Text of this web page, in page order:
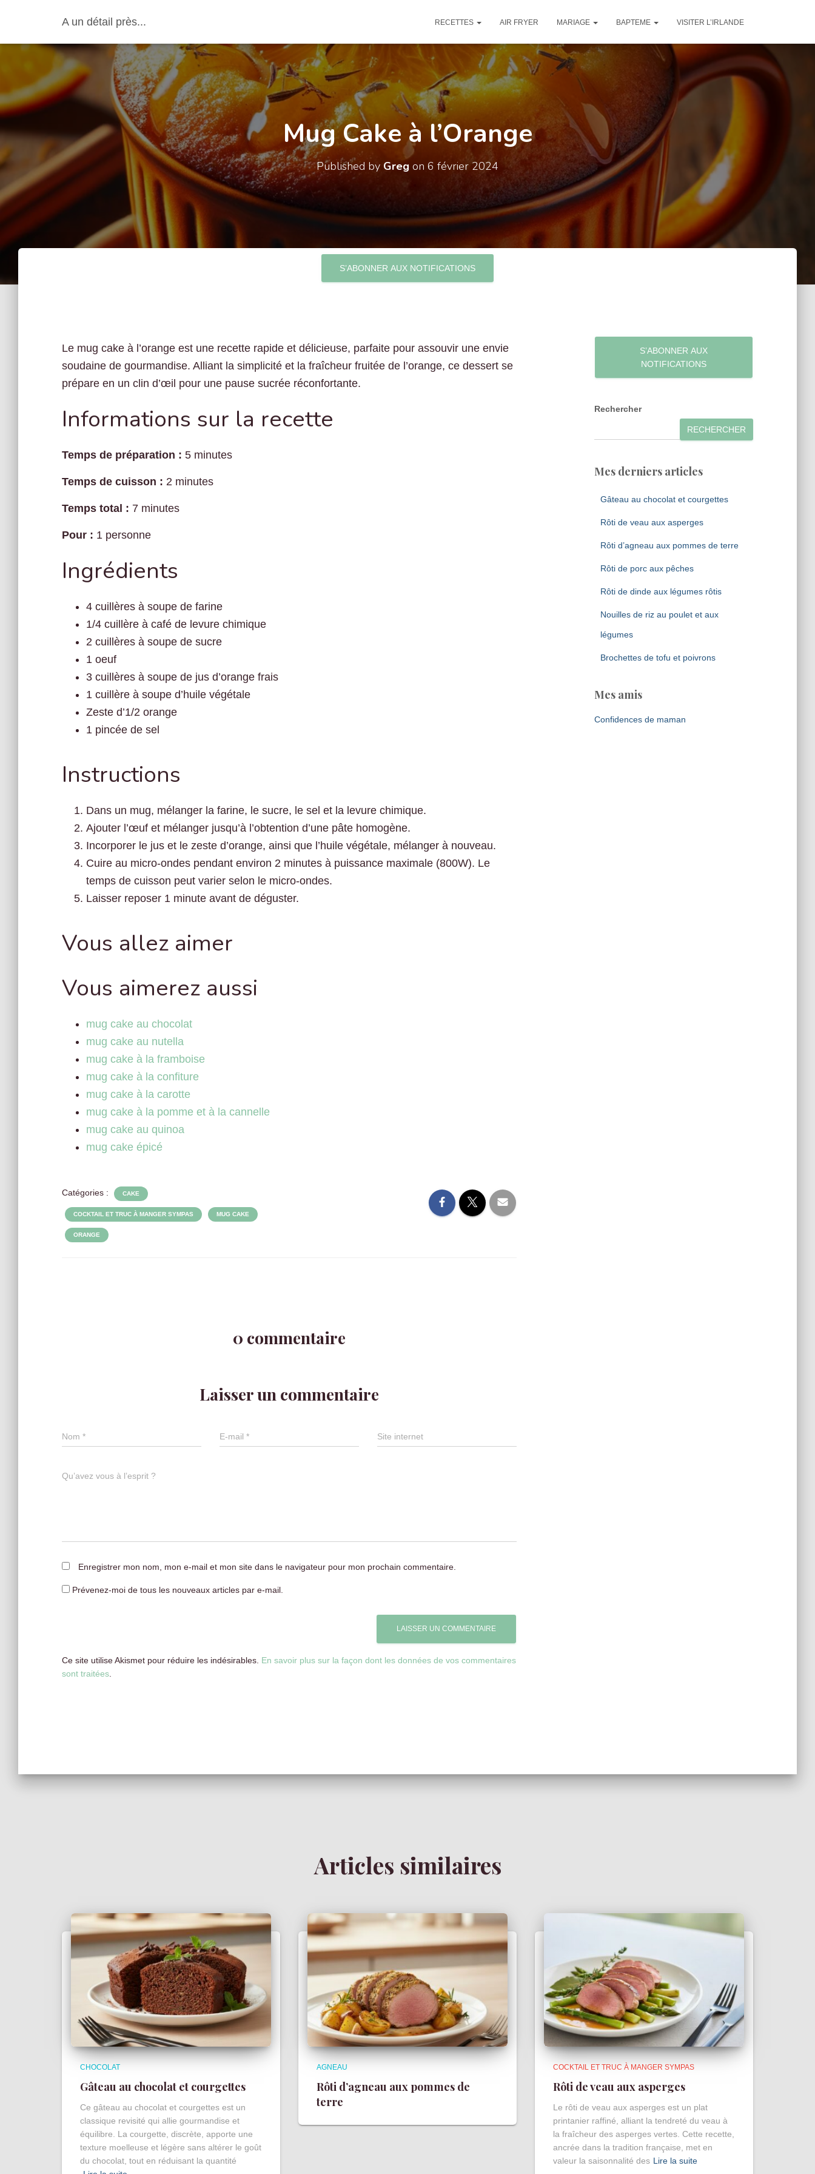
A un détail près... RECETTES AIR FRYER MARIAGE BAPTEME VISITER L’IRLANDE
Mug Cake à l’Orange
Published by Greg on 6 février 2024
S’ABONNER AUX NOTIFICATIONS
Le mug cake à l’orange est une recette rapide et délicieuse, parfaite pour assouvir une envie
soudaine de gourmandise. Alliant la simplicité et la fraîcheur fruitée de l’orange, ce dessert se
prépare en un clin d’œil pour une pause sucrée réconfortante.
Informations sur la recette
Temps de préparation : 5 minutes
Temps de cuisson : 2 minutes
Temps total : 7 minutes
Pour : 1 personne
Ingrédients
4 cuillères à soupe de farine
1/4 cuillère à café de levure chimique
2 cuillères à soupe de sucre
1 oeuf
3 cuillères à soupe de jus d’orange frais
1 cuillère à soupe d’huile végétale
Zeste d’1/2 orange
1 pincée de sel
Instructions
Dans un mug, mélanger la farine, le sucre, le sel et la levure chimique.
Ajouter l’œuf et mélanger jusqu’à l’obtention d’une pâte homogène.
Incorporer le jus et le zeste d’orange, ainsi que l’huile végétale, mélanger à nouveau.
Cuire au micro-ondes pendant environ 2 minutes à puissance maximale (800W). Le
temps de cuisson peut varier selon le micro-ondes.
Laisser reposer 1 minute avant de déguster.
Vous allez aimer
Vous aimerez aussi
mug cake au chocolat
mug cake au nutella
mug cake à la framboise
mug cake à la confiture
mug cake à la carotte
mug cake à la pomme et à la cannelle
mug cake au quinoa
mug cake épicé
Catégories : CAKE
COCKTAIL ET TRUC À MANGER SYMPAS MUG CAKE
ORANGE
0 commentaire
Laisser un commentaire
Nom * E-mail * Site internet
Qu’avez vous à l’esprit ?
Enregistrer mon nom, mon e-mail et mon site dans le navigateur pour mon prochain commentaire.
Prévenez-moi de tous les nouveaux articles par e-mail.
Ce site utilise Akismet pour réduire les indésirables. En savoir plus sur la façon dont les données de vos commentaires
sont traitées
S’ABONNER AUX
NOTIFICATIONS
Rechercher
RECHERCHER
Mes derniers articles
Gâteau au chocolat et courgettes
Rôti de veau aux asperges
Rôti d’agneau aux pommes de terre
Rôti de porc aux pêches
Rôti de dinde aux légumes rôtis
Nouilles de riz au poulet et aux
légumes
Brochettes de tofu et poivrons
Mes amis
Confidences de maman
Articles similaires
CHOCOLAT
Gâteau au chocolat et courgettes
Ce gâteau au chocolat et courgettes est un
classique revisité qui allie gourmandise et
équilibre. La courgette, discrète, apporte une
texture moelleuse et légère sans altérer le goût
du chocolat, tout en réduisant la quantité
AGNEAU
Rôti d’agneau aux pommes de
terre
COCKTAIL ET TRUC À MANGER SYMPAS
Rôti de veau aux asperges
Le rôti de veau aux asperges est un plat
printanier raffiné, alliant la tendreté du veau à
la fraîcheur des asperges vertes. Cette recette,
ancrée dans la tradition française, met en
valeur la saisonnalité des Lire la suite